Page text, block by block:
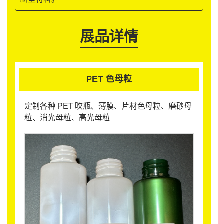
展品详情
PET 色母粒
定制各种 PET 吹瓶、薄膜、片材色母粒、磨砂母
粒、消光母粒、高光母粒